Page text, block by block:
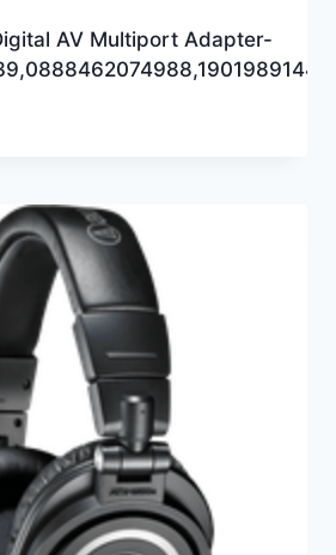
AV Multiport Adapter-